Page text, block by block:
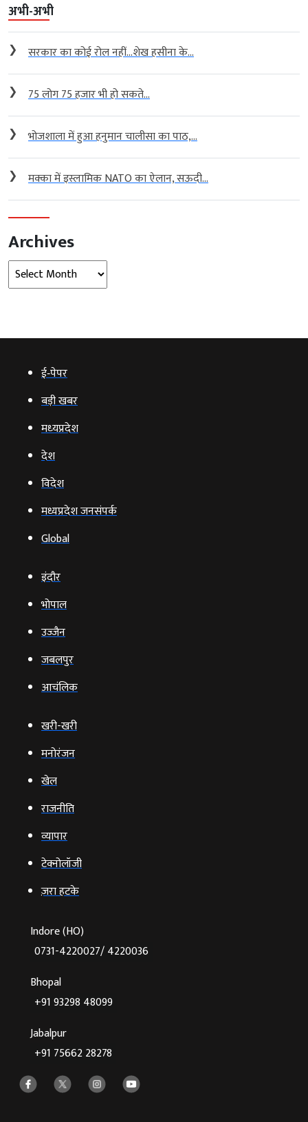
अभी-अभी
❯ सरकार का कोई रोल नहीं…शेख हसीना के...
❯ 75 लोग 75 हजार भी हो सकते...
❯ भोजशाला में हुआ हनुमान चालीसा का पाठ,...
❯ मक्का में इस्लामिक NATO का ऐलान, सऊदी...
Archives
Archives
ई‑पेपर
बड़ी खबर
मध्‍यप्रदेश
देश
विदेश
मध्यप्रदेश जनसंपर्क
Global
इंदौर
भोपाल
उज्‍जैन
जबलपुर
आचंलिक
खरी-खरी
मनोरंजन
खेल
राजनीति
व्‍यापार
टेक्‍नोलॉजी
ज़रा हटके
Indore (HO)
0731-4220027/ 4220036
Bhopal
+91 93298 48099
Jabalpur
+91 75662 28278